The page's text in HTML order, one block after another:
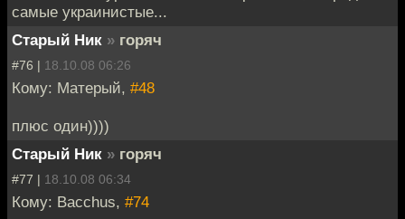
самые украинистые...
Старый Ник » горяч
#76 | 18.10.08 06:26
Кому: Матерый, #48
плюс один))))
Старый Ник » горяч
#77 | 18.10.08 06:34
Кому: Bacchus, #74